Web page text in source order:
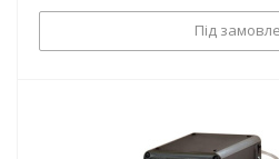
Під